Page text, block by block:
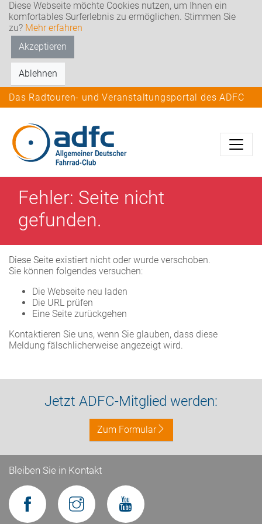
Diese Webseite möchte Cookies nutzen, um Ihnen ein
komfortables Surferlebnis zu ermöglichen. Stimmen Sie
zu? Mehr erfahren
Akzeptieren
Ablehnen
Das Radtouren- und Veranstaltungsportal des ADFC
Fehler: Seite nicht
gefunden.
Diese Seite existiert nicht oder wurde verschoben.
Sie können folgendes versuchen:
Die Webseite neu laden
Die URL prüfen
Eine Seite zurückgehen
Kontaktieren Sie uns, wenn Sie glauben, dass diese
Meldung fälschlicherweise angezeigt wird.
Jetzt ADFC-Mitglied werden:
Zum Formular
Bleiben Sie in Kontakt